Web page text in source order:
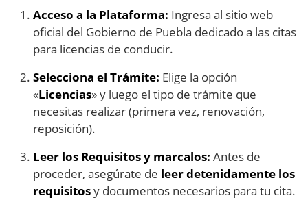
Acceso a la Plataforma: Ingresa al sitio web
oficial del Gobierno de Puebla dedicado a las citas
para licencias de conducir.
Selecciona el Trámite: Elige la opción
«Licencias» y luego el tipo de trámite que
necesitas realizar (primera vez, renovación,
reposición).
Leer los Requisitos y marcalos: Antes de
proceder, asegúrate de leer detenidamente los
requisitosy documentos necesarios para tu cita.